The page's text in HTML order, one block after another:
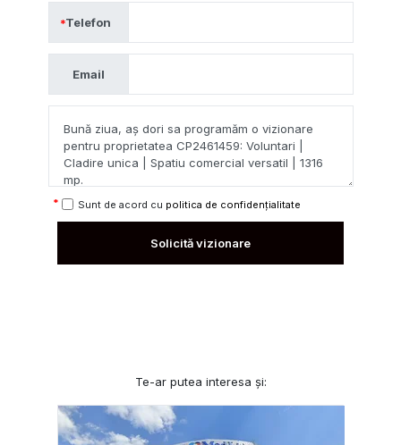
Telefon
Email
Sunt de acord cu politica de confidențialitate
Solicită vizionare
Te-ar putea interesa și: